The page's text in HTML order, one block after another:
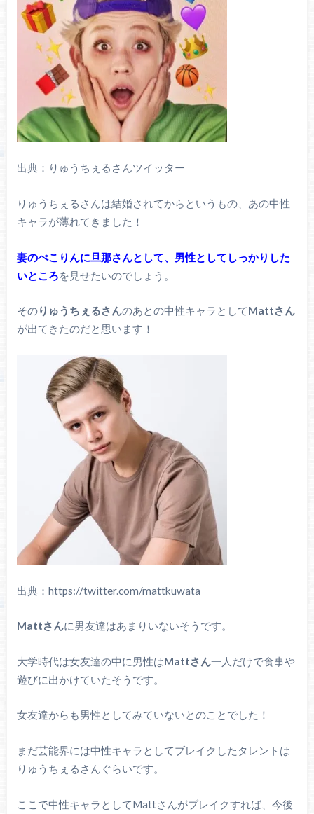
出典：りゅうちぇるさんツイッター
りゅうちぇるさんは結婚されてからというもの、あの中性
キャラが薄れてきました！
妻のぺこりんに旦那さんとして、男性としてしっかりした
いところを見せたいのでしょう。
そのりゅうちぇるさんのあとの中性キャラとしてMattさん
が出てきたのだと思います！
出典：https://twitter.com/mattkuwata
Mattさんに男友達はあまりいないそうです。
大学時代は女友達の中に男性はMattさん一人だけで食事や
遊びに出かけていたそうです。
女友達からも男性としてみていないとのことでした！
まだ芸能界には中性キャラとしてブレイクしたタレントは
りゅうちぇるさんぐらいです。
ここで中性キャラとしてMattさんがブレイクすれば、今後